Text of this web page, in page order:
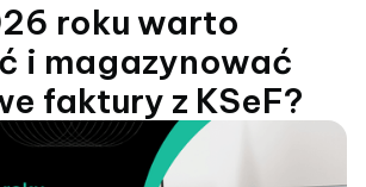
roku warto
i magazynować
faktury z KSeF?